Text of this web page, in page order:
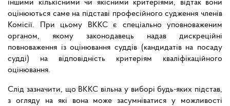
іншими кількісними чи якісними критеріями, відтак вони
оцінюються саме на підставі професійного судження членів
Комісії. При цьому ВККС є спеціально уповноваженим
органом, якому законодавець надав дискреційні
повноваження із оцінювання суддів (кандидатів на посаду
судді) на відповідність критеріям кваліфікаційного
оцінювання.
Слід зазначити, що ВККС вільна у виборі будь-яких підстав,
з огляду на які вона може засумніватися у можливості